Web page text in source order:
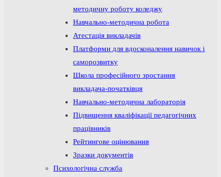
методичну роботу коледжу
Навчально-методична робота
Атестація викладачів
Платформи для вдосконалення навичок і
саморозвитку
Школа професійного зростання
викладача-початківця
Навчально-методична лабораторія
Підвищення кваліфікації педагогічних
працівників
Рейтингове оцінювання
Зразки документів
Психологічна служба